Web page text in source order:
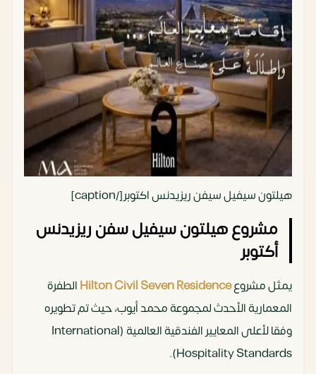
هيلتون سيفيل سيفن ريزيدنس اكتوبر[/caption]
مشروع هيلتون سيفيل سفن ريزيدنس
أكتوبر
يمثل مشروعHilton Civil Seven Residenceالطفرة
المعمارية الأحدث لمجموعة محمد أيوب، حيث تم تطويره
وفقا لأعلى المعايير الفندقية العالمية (International
Hospitality Standards).